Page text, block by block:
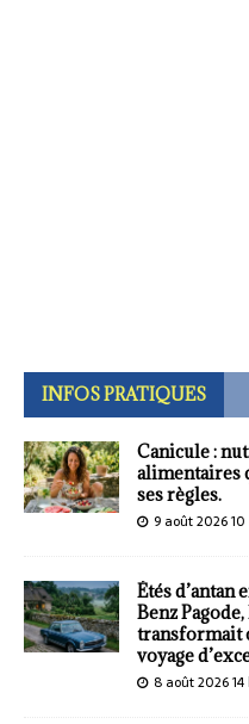
INFOS PRATIQUES
Canicule :
alimentaires
ses règles.
9 août 2026
Étés d’antan
Benz
transformait
voyage
8 août 2026